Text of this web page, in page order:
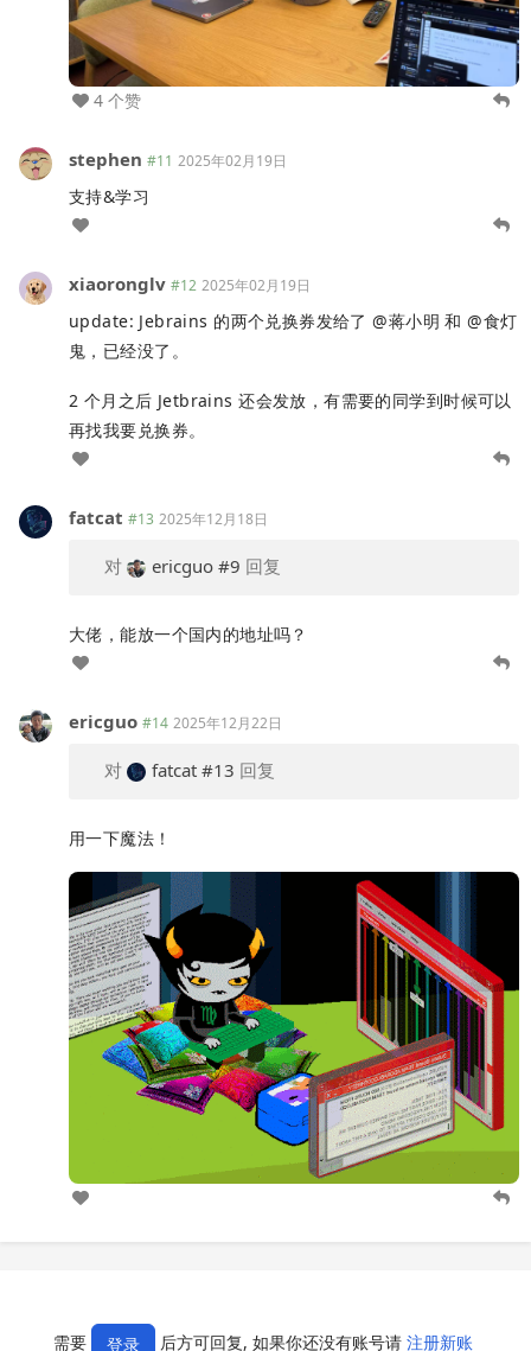
4 个赞
stephen #11 2025年02月19日
支持&学习
xiaoronglv #12 2025年02月19日
update: Jebrains 的两个兑换券发给了 @蒋小明 和 @食灯
鬼，已经没了。
2 个月之后 Jetbrains 还会发放，有需要的同学到时候可以
再找我要兑换券。
fatcat #13 2025年12月18日
对 ericguo #9 回复
大佬，能放一个国内的地址吗？
ericguo #14 2025年12月22日
对 fatcat #13 回复
用一下魔法！
需要 登录 后方可回复, 如果你还没有账号请 注册新账